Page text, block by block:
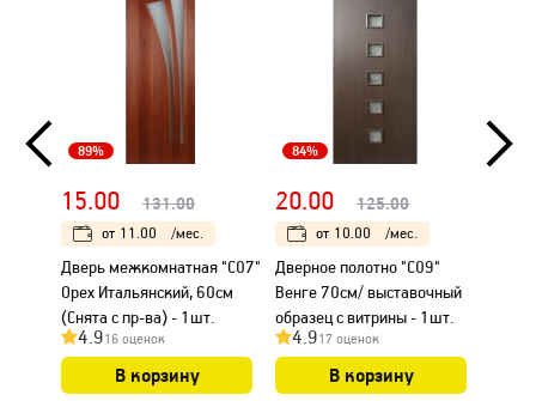
89%
15.00 131.00
от 11.00 /мес.
Дверь межкомнатная "С07"
Орех Итальянский, 60см
(Снята с пр-ва) - 1шт.
4.916 оценок
В корзину
84%
20.00 125.00
от 10.00 /мес.
Дверное полотно "С09"
Венге 70см/ выставочный
образец с витрины - 1шт.
4.917 оценок
В корзину
80%